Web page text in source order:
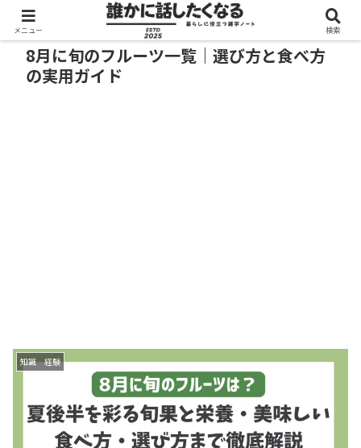
8月に旬のフルーツ一覧｜選び方と食べ方
の実用ガイド
知識 経験
メニュー 検索